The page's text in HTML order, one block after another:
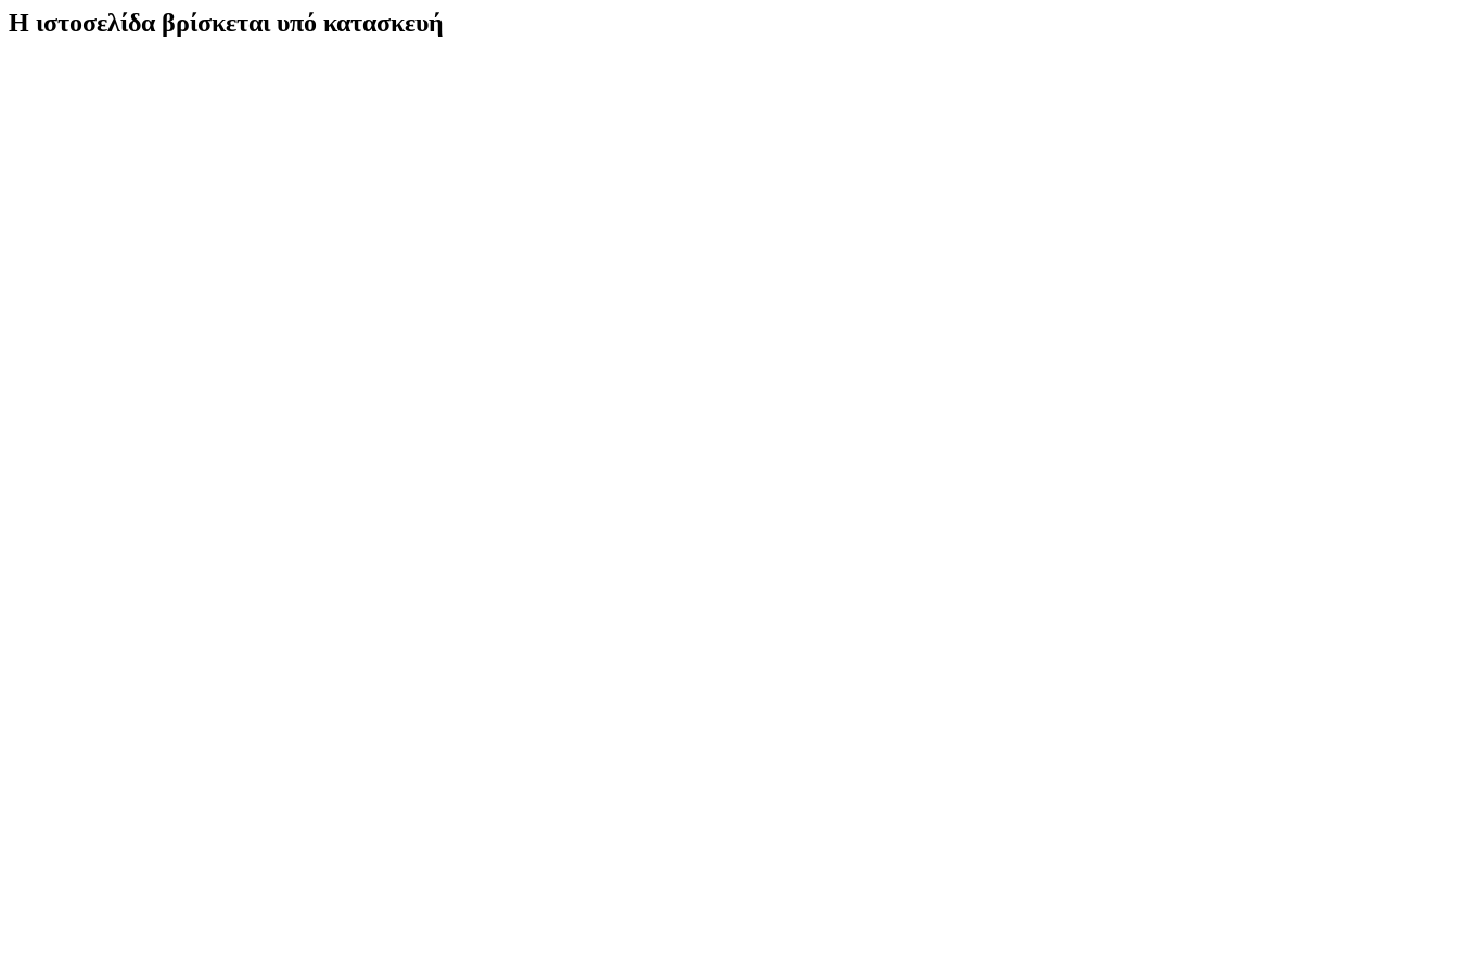
Η ιστοσελίδα βρίσκεται υπό κατασκευή